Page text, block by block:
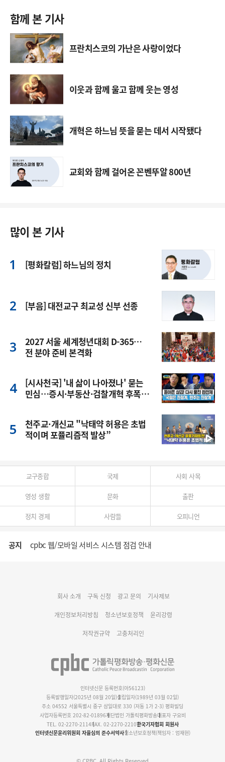
함께 본 기사
프란치스코의 가난은 사랑이었다
이웃과 함께 울고 함께 웃는 영성
개혁은 하느님 뜻을 묻는 데서 시작됐다
교회와 함께 걸어온 꼰벤뚜알 800년
많이 본 기사
[평화칼럼] 하느님의 정치
[부음] 대전교구 최교성 신부 선종
2027 서울 세계청년대회 D-365…
전 분야 준비 본격화
[시사천국] '내 삶이 나아졌나' 묻는
민심…증시·부동산·검찰개혁 후폭
천주교·개신교 "낙태약 허용은 초법
적이며 포퓰리즘적 발상”
교구종합 국제 사회 사목
영성 생활 문화 출판
정치 경제 사람들 오피니언
공지 cpbc 웹/모바일 서비스 시스템 점검 안내
명동 미디어큐브 & 1898 미디어월 공모전 수상작 발표
회사 소개 구독 신청 광고 문의 기사제보
개인정보처리방침 청소년보호정책 윤리강령
저작권규약 고충처리인
인터넷신문 등록번호(아56123)
등록발행일자(2025년 08월 20일)설립일자(1989년 03월 02일)
주소 04552 서울특별시 중구 삼일대로 330 (저동 1가 2-3) 평화빌딩
사업자등록번호 202-82-01896재단법인 가톨릭평화방송대표자 구요비
TEL. 02-2270-2114FAX. 02-2270-2210한국기자협회 회원사
인터넷신문윤리위원회 자율심의 준수서약사청소년보호정책(책임자 : 엄재현)
© CPBC. All Rights Reserved